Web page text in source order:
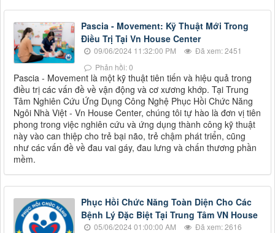
Pascia - Movement: Kỹ Thuật Mới Trong
Điều Trị Tại Vn House Center
09/06/2024 11:32:00 PM
Đã xem: 2451
Phản hồi: 0
Pascia - Movement là một kỹ thuật tiên tiến và hiệu quả trong
điều trị các vấn đề về vận động và cơ xương khớp. Tại Trung
Tâm Nghiên Cứu Ứng Dụng Công Nghệ Phục Hồi Chức Năng
Ngôi Nhà Việt - Vn House Center, chúng tôi tự hào là đơn vị tiên
phong trong việc nghiên cứu và ứng dụng thành công kỹ thuật
này vào can thiệp cho trẻ bại não, trẻ chậm phát triển, cũng
như các vấn đề về đau vai gáy, đau lưng và chấn thương phần
mềm.
Phục Hồi Chức Năng Toàn Diện Cho Các
Bệnh Lý Đặc Biệt Tại Trung Tâm VN House
05/06/2024 01:00:00 AM
Đã xem: 2616